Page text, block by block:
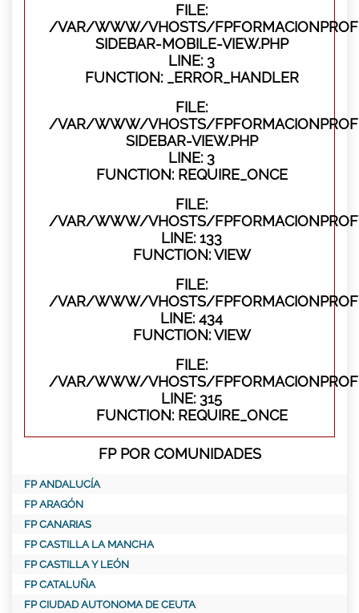
FILE:
/VAR/WWW/VHOSTS/
SIDEBAR-MOBILE-VIEW.PHP
LINE: 3
FUNCTION: _ERROR_HANDLER
FILE:
/VAR/WWW/VHOSTS/
SIDEBAR-VIEW.PHP
LINE: 3
FUNCTION: REQUIRE_ONCE
FILE:
/VAR/WWW/VHOSTS/
LINE: 133
FUNCTION: VIEW
FILE:
/VAR/WWW/VHOSTS/
LINE: 434
FUNCTION: VIEW
FILE:
/VAR/WWW/VHOSTS/
LINE: 315
FUNCTION: REQUIRE_ONCE
FP POR COMUNIDADES
FP ANDALUCÍA
FP ARAGÓN
FP CANARIAS
FP CASTILLA LA MANCHA
FP CASTILLA Y LEÓN
FP CATALUÑA
FP CIUDAD AUTONOMA DE CEUTA